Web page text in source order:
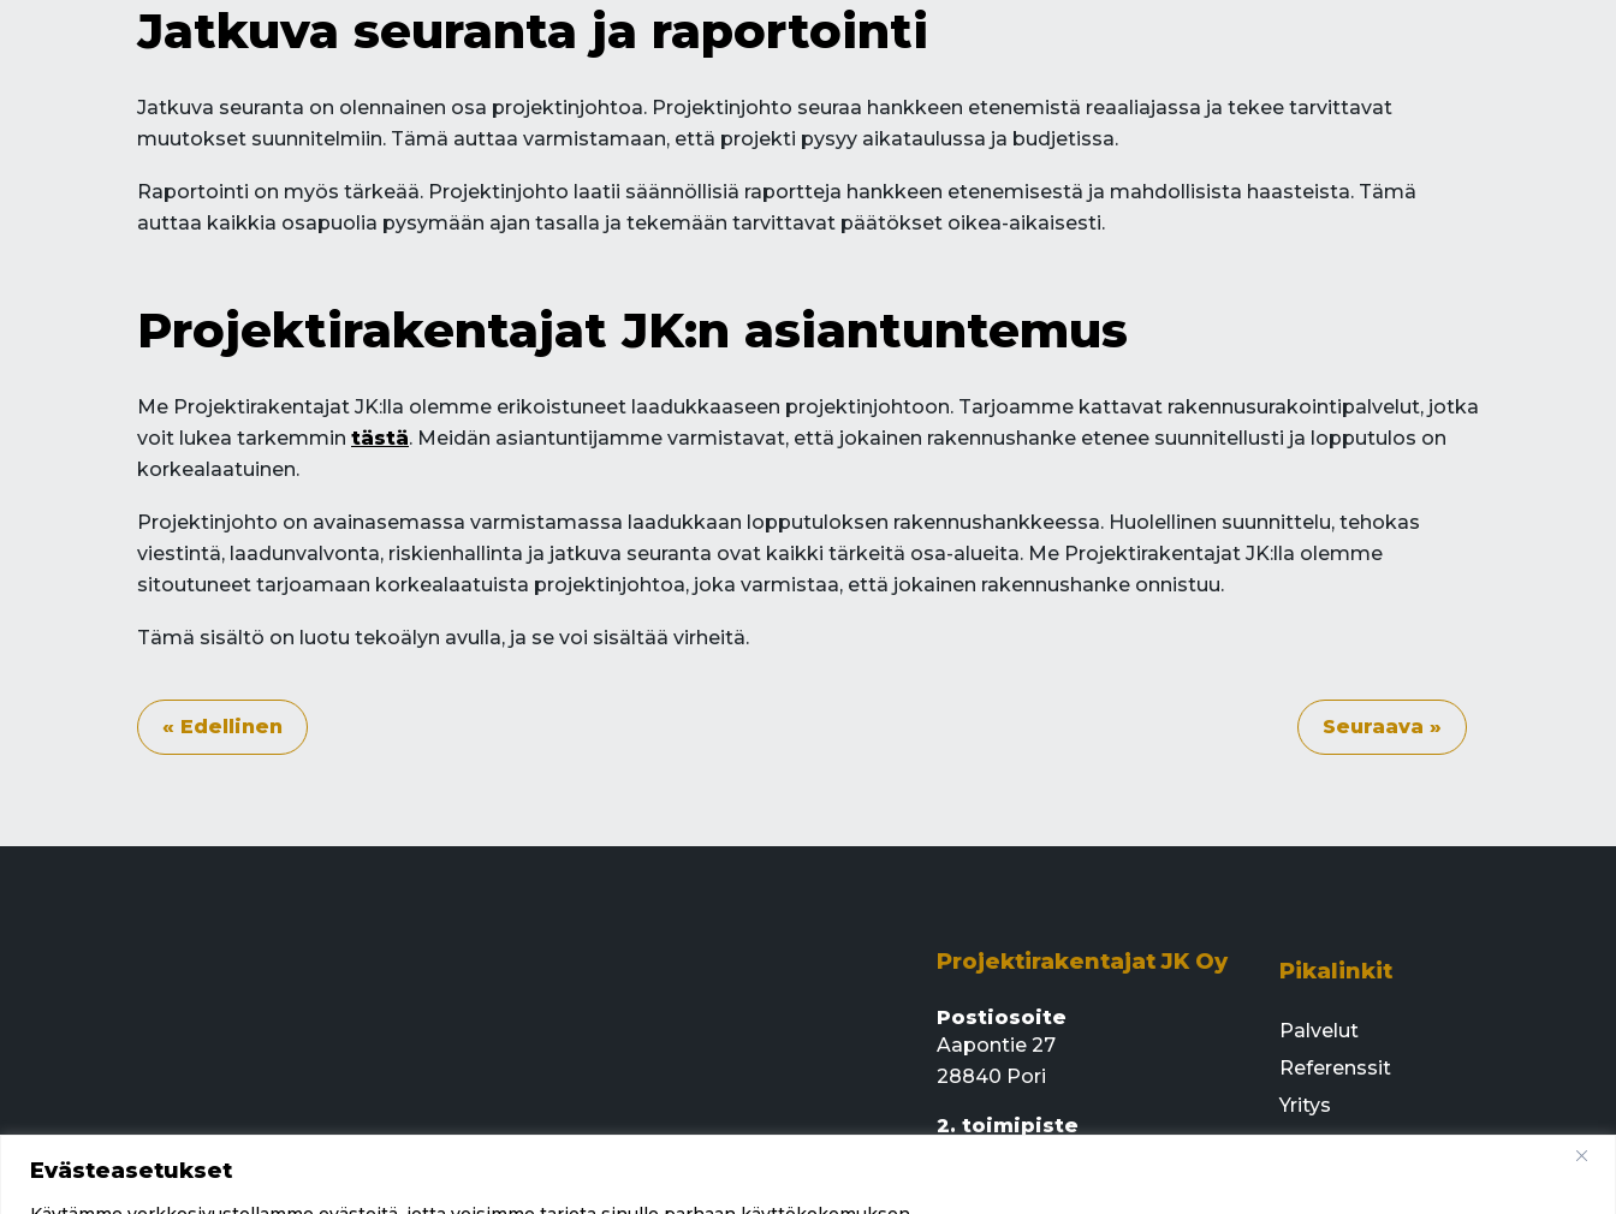
Evästeasetukset
Jatkuva seuranta ja raportointi
Jatkuva seuranta on olennainen osa projektinjohtoa. Projektinjohto seuraa hankkeen etenemistä reaaliajassa ja tekee tarvittavat
muutokset suunnitelmiin. Tämä auttaa varmistamaan, että projekti pysyy aikataulussa ja budjetissa.
Raportointi on myös tärkeää. Projektinjohto laatii säännöllisiä raportteja hankkeen etenemisestä ja mahdollisista haasteista. Tämä
auttaa kaikkia osapuolia pysymään ajan tasalla ja tekemään tarvittavat päätökset oikea-aikaisesti.
Projektirakentajat JK:n asiantuntemus
Me Projektirakentajat JK:lla olemme erikoistuneet laadukkaaseen projektinjohtoon. Tarjoamme kattavat rakennusurakointipalvelut, jotka
voit lukea tarkemmin tästä. Meidän asiantuntijamme varmistavat, että jokainen rakennushanke etenee suunnitellusti ja lopputulos on
korkealaatuinen.
Projektinjohto on avainasemassa varmistamassa laadukkaan lopputuloksen rakennushankkeessa. Huolellinen suunnittelu, tehokas
viestintä, laadunvalvonta, riskienhallinta ja jatkuva seuranta ovat kaikki tärkeitä osa-alueita. Me Projektirakentajat JK:lla olemme
sitoutuneet tarjoamaan korkealaatuista projektinjohtoa, joka varmistaa, että jokainen rakennushanke onnistuu.
Tämä sisältö on luotu tekoälyn avulla, ja se voi sisältää virheitä.
« Edellinen Seuraava »
Projektirakentajat JK Oy
Postiosoite
Aapontie 27
28840 Pori
2. toimipiste
Pikalinkit
Palvelut
Referenssit
Yritys
Ota yhteyttä